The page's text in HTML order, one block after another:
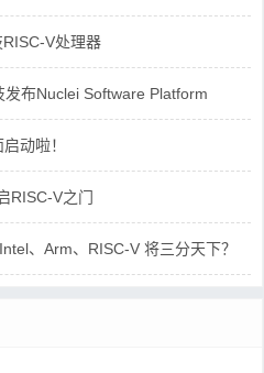
V处理器
布Nuclei Software Platform
动啦！
RISC-V之门
、Arm、RISC-V 将三分天下？